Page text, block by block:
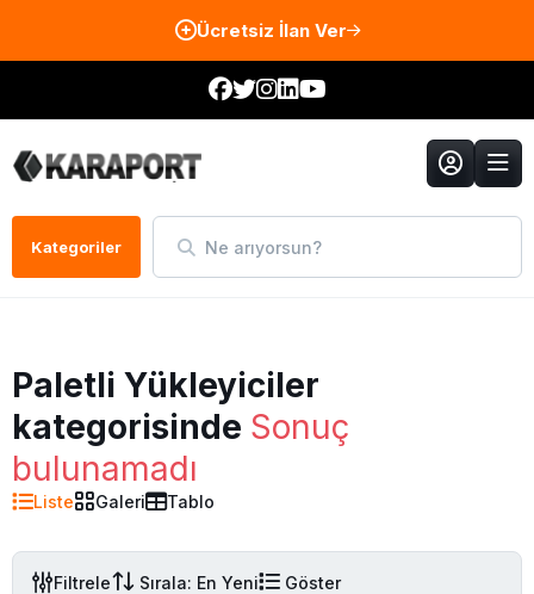
Ücretsiz İlan Ver
Kategoriler Ne arıyorsun?
Paletli Yükleyiciler
kategorisinde Sonuç
bulunamadı
Liste Galeri Tablo
Filtrele Sırala: En Yeni Göster